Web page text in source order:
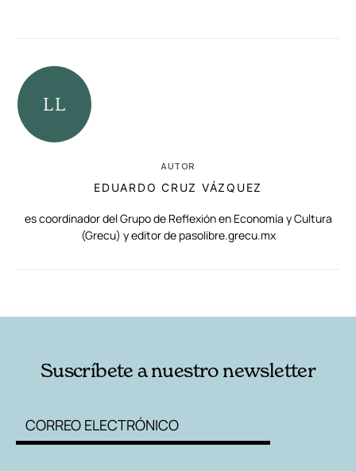
AUTOR
EDUARDO CRUZ VÁZQUEZ
es coordinador del Grupo de Reflexión en Economía y Cultura
(Grecu) y editor de pasolibre.grecu.mx
Suscríbete a nuestro newsletter